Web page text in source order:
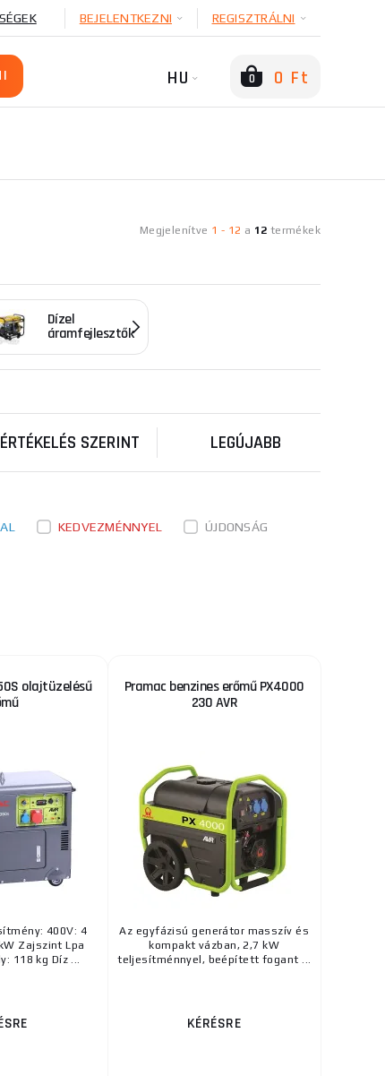
BEJELENTKEZNI REGISZTRÁLNI
HU 0 0 Ft
Megjelenítve 1 - 12 a 12 termékek
Dízel
áramfejlesztők
ÉRTÉKELÉS SZERINT LEGÚJABB
KEDVEZMÉNNYEL ÚJDONSÁG
olajtüzelésű
400V: 4
Zajszint Lpa
118 kg Díz ...
Pramac benzines erőmű PX4000
230 AVR
Az egyfázisú generátor masszív és
kompakt vázban, 2,7 kW
teljesítménnyel, beépített fogant ...
KÉRÉSRE